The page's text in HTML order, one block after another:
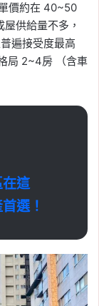
價約在 40~50
供給量不多，
遍接受度最高
局 2~4房 （含車
這
選！